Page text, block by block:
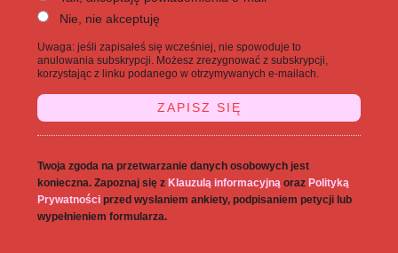
Nie, nie akceptuję
Uwaga: jeśli zapisałeś się wcześniej, nie spowoduje to
anulowania subskrypcji. Możesz zrezygnować z subskrypcji,
korzystając z linku podanego w otrzymywanych e-mailach.
Twoja zgoda na przetwarzanie danych osobowych jest
konieczna. Zapoznaj się zKlauzulą informacyjną orazPolityką
Prywatności przed wysłaniem ankiety, podpisaniem petycji lub
wypełnieniem formularza.